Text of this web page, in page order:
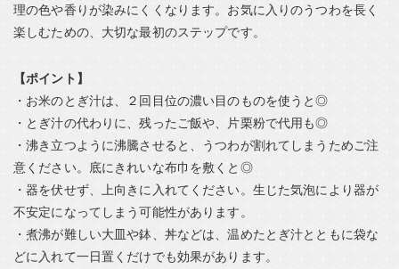
理の色や香りが染みにくくなります。お気に入りのうつわを長く
楽しむための、大切な最初のステップです。
【ポイント】
・お米のとぎ汁は、２回目位の濃い目のものを使うと◎
・とぎ汁の代わりに、残ったご飯や、片栗粉で代用も◎
・沸き立つように沸騰させると、うつわが割れてしまうためご注
意ください。底にきれいな布巾を敷くと◎
・器を伏せず、上向きに入れてください。生じた気泡により器が
不安定になってしまう可能性があります。
・煮沸が難しい大皿や鉢、丼などは、温めたとぎ汁とともに袋な
どに入れて一日置くだけでも効果があります。